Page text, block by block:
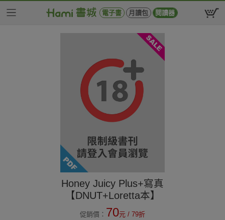
電子書 月讀包 閱讀器
Honey Juicy Plus+寫真
【DNUT+Loretta本】
促銷價： 70元 / 79折